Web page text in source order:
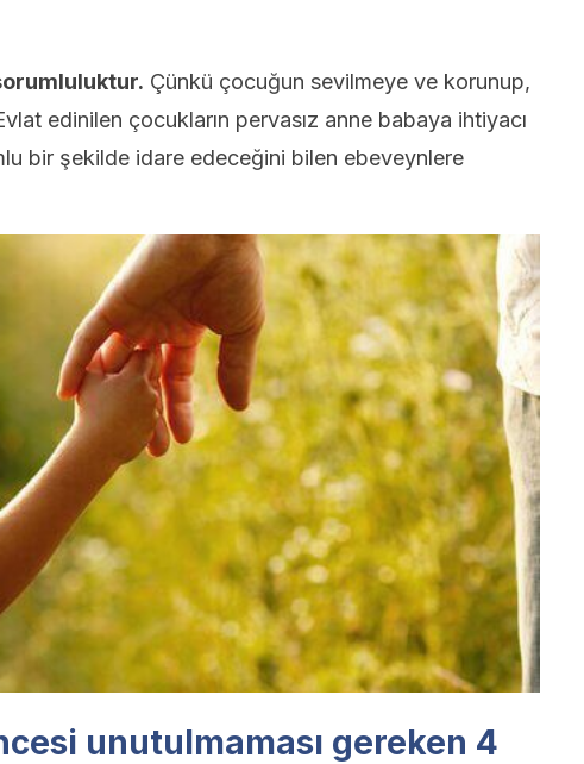
Çünkü çocuğun sevilmeye ve korunup,
edinilen çocukların pervasız anne babaya ihtiyacı
bir şekilde idare edeceğini bilen ebeveynlere
unutulmaması gereken 4